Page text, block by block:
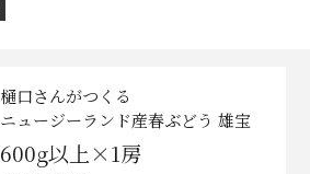
樋口さんがつくる
ニュージーランド産春ぶどう 雄宝
600g以上×1房